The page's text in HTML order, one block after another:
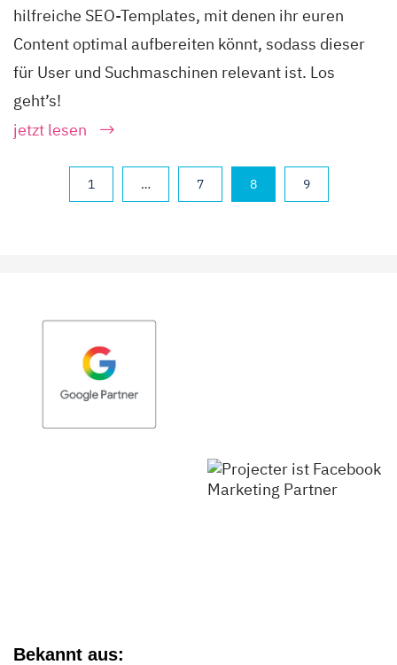
hilfreiche SEO-Templates, mit denen ihr euren
Content optimal aufbereiten könnt, sodass dieser
für User und Suchmaschinen relevant ist. Los
geht’s!
jetzt lesen
1 … 7 8 9
Bekannt aus: